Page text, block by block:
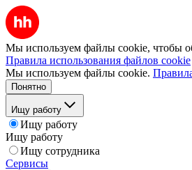
Мы используем файлы cookie, чтобы
Правила использования файлов cookie
Мы используем файлы cookie.
Понятно
Ищу работу
Ищу работу
Ищу работу
Ищу сотрудника
Сервисы